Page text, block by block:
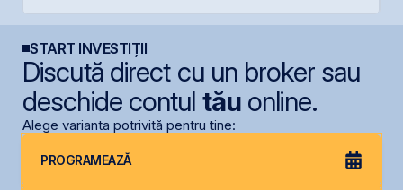
START INVESTIȚII
Discută direct cu un broker sau
deschide contul tăuonline.
Alege varianta potrivită pentru tine:
PROGRAMEAZĂ